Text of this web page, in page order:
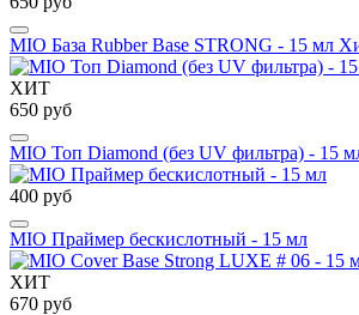
MIO База Rubber Base STRONG - 15 мл
ХИТ
650 руб
MIO Топ Diamond (без UV фильтра) - 15
400 руб
MIO Праймер бескислотный - 15 мл
ХИТ
670 руб